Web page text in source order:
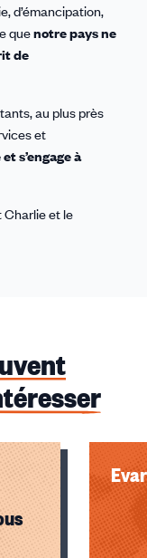
d’émancipation,
quenotre pays ne
de
au plus près
et
s’engage à
Charlie et le